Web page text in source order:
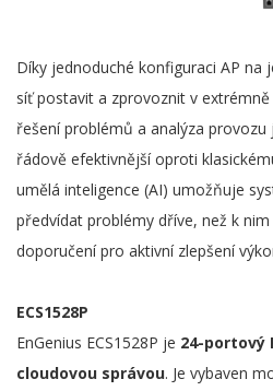
Díky jednoduché konfiguraci AP na
síť postavit a zprovoznit v
řešení problémů a analýza
řádově efektivnější oproti
umělá inteligence (AI) umožňuje
předvídat problémy dříve, než k
doporučení pro aktivní zlepšení
ECS1528P
EnGenius ECS1528P je 24-portový
cloudovou správou. Je vybaven